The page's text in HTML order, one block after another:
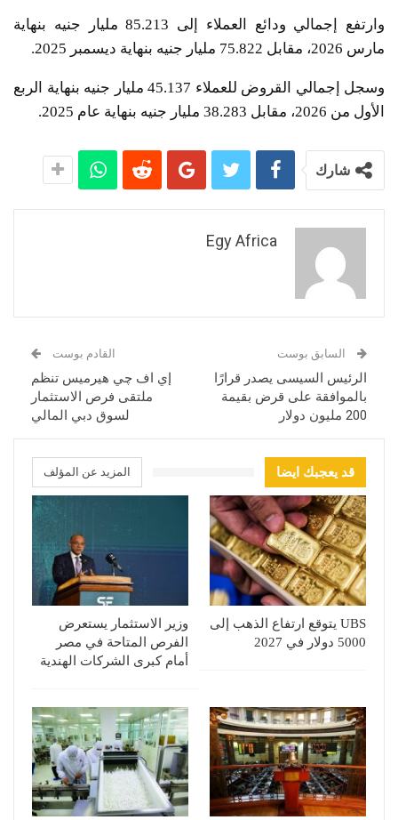
وارتفع إجمالي ودائع العملاء إلى 85.213 مليار جنيه بنهاية
مارس 2026، مقابل 75.822 مليار جنيه بنهاية ديسمبر 2025.
وسجل إجمالي القروض للعملاء 45.137 مليار جنيه بنهاية الربع
الأول من 2026، مقابل 38.283 مليار جنيه بنهاية عام 2025.
شارك
Egy Africa
السابق بوست
الرئيس السيسى يصدر قرارًا
بالموافقة على قرض بقيمة
200 مليون دولار
القادم بوست
إي اف چي هيرميس تنظم
ملتقى فرص الاستثمار
لسوق دبي المالي
قد يعجبك ايضا المزيد عن المؤلف
UBS يتوقع ارتفاع الذهب إلى
5000 دولار في 2027
وزير الاستثمار يستعرض
الفرص المتاحة في مصر
أمام كبرى الشركات الهندية